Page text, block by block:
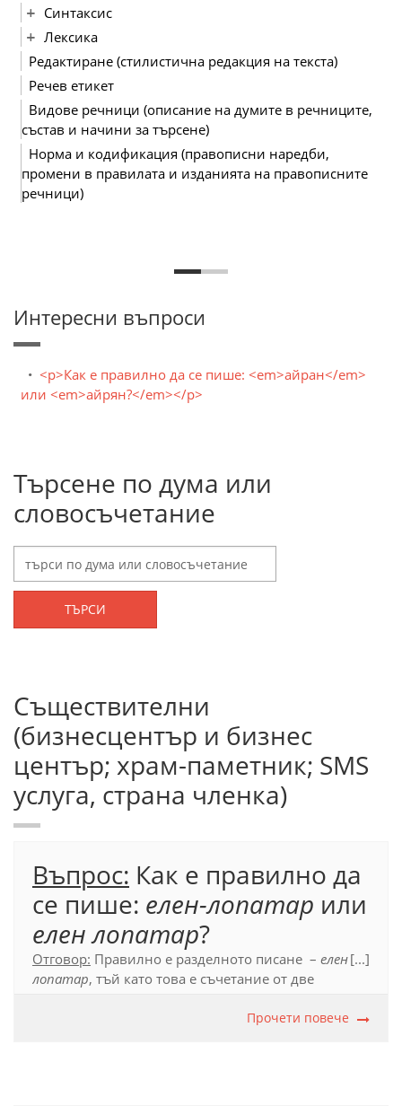
Синтаксис
Лексика
Редактиране (стилистична редакция на текста)
Речев етикет
Видове речници (описание на думите в речниците,
състав и начини за търсене)
Норма и кодификация (правописни наредби,
промени в правилата и изданията на правописните
речници)
Интересни въпроси
<p>Как е правилно да се пише: <em>айран</em>
или <em>айрян?</em></p>
Търсене по дума или
словосъчетание
ТЪРСИ
Съществителни
(бизнесцентър и бизнес
център; храм-паметник; SMS
услуга, страна членка)
Въпрос: Как е правилно да
се пише: елен-лопатар или
елен лопатар?
Отговор: Правилно е разделното писане – елен
лопатар, тъй като това е съчетание от две
лопатар,елените
[...]
Прочети повече